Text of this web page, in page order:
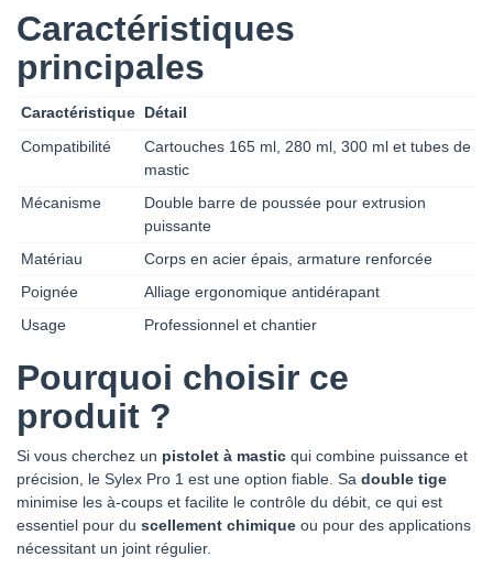
Caractéristiques
principales
Caractéristique Détail
Compatibilité
Cartouches 165 ml, 280 ml, 300 ml et tubes de
mastic
Mécanisme
Double barre de poussée pour extrusion
puissante
Matériau
Corps en acier épais, armature renforcée
Poignée
Alliage ergonomique antidérapant
Usage
Professionnel et chantier
Pourquoi choisir ce
produit ?
Si vous cherchez un pistolet à mastic qui combine puissance et
précision, le Sylex Pro 1 est une option fiable. Sa double tige
minimise les à-coups et facilite le contrôle du débit, ce qui est
essentiel pour du scellement chimique ou pour des applications
nécessitant un joint régulier.